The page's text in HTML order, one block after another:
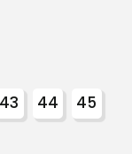
43 44
45